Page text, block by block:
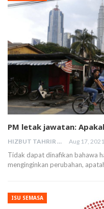
PM letak jawatan:
HIZBUT TAHRIR MALAYSIA Aug 17, 2021
Tidak dapat dinafikan bahawa
menginginkan perubahan,
ISU SEMASA